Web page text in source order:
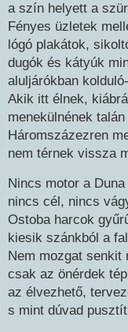
a szín helyett a
Fényes üzletek
lógó plakátok,
dugók és kátyúk
aluljárókban
Akik itt élnek,
menekülnének
Háromszázezren
nem térnek vissza
Nincs motor a
nincs cél, nincs
Ostoba harcok
kiesik szánkból a
Nem mozgat senkit
csak az önérdek
az élvezhető,
s mint dúvad